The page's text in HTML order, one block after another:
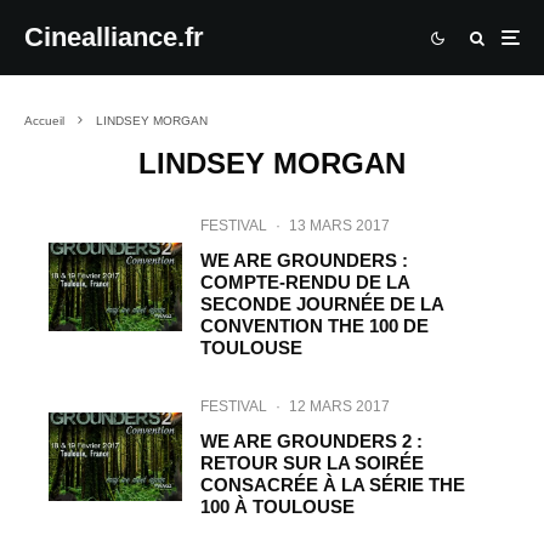
Cinealliance.fr
Accueil LINDSEY MORGAN
LINDSEY MORGAN
FESTIVAL · 13 MARS 2017
WE ARE GROUNDERS :
COMPTE-RENDU DE LA
SECONDE JOURNÉE DE LA
CONVENTION THE 100 DE
TOULOUSE
FESTIVAL · 12 MARS 2017
WE ARE GROUNDERS 2 :
RETOUR SUR LA SOIRÉE
CONSACRÉE À LA SÉRIE THE
100 À TOULOUSE